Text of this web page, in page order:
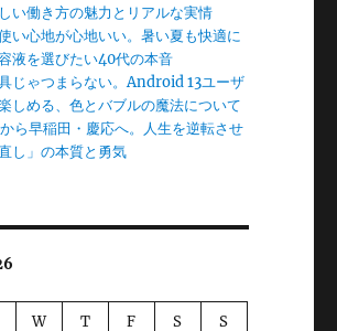
い働き方の魅力とリアルな実情
い心地が心地いい。暑い夏も快適に
液を選びたい40代の本音
じゃつまらない。Android 13ユーザ
しめる、色とバブルの魔法について
ら早稲田・慶応へ。人生を逆転させ
し」の本質と勇気
W T F S S